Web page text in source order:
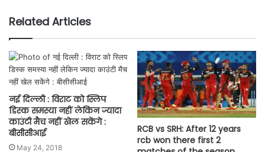
Related Articles
नई दिल्ली : विराट को स्लिप
डिस्क समस्या नहीं लेकिन ज्यादा
काउंटी मैच नहीं खेल सकेंगे :
बीसीसीआई
May 24, 2018
RCB vs SRH: After 12 years
rcb won there first 2